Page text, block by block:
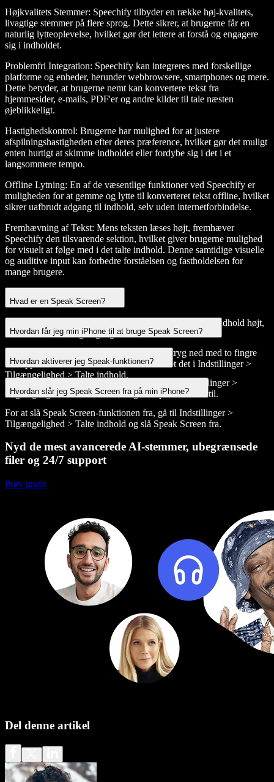
Højkvalitets Stemmer: Speechify tilbyder en række høj-kvalitets,
livagtige stemmer på flere sprog. Dette sikrer, at brugerne får en
naturlig lytteoplevelse, hvilket gør det lettere at forstå og engagere
sig i indholdet.
Problemfri Integration: Speechify kan integreres med forskellige
platforme og enheder, herunder webbrowsere, smartphones og mere.
Dette betyder, at brugerne nemt kan konvertere tekst fra
hjemmesider, e-mails, PDF'er og andre kilder til tale næsten
øjeblikkeligt.
Hastighedskontrol: Brugerne har mulighed for at justere
afspilningshastigheden efter deres præference, hvilket gør det muligt
enten hurtigt at skimme indholdet eller fordybe sig i det i et
langsommere tempo.
Offline Lytning: En af de væsentlige funktioner ved Speechify er
muligheden for at gemme og lytte til konverteret tekst offline, hvilket
sikrer uafbrudt adgang til indhold, selv uden internetforbindelse.
Fremhævning af Tekst: Mens teksten læses højt, fremhæver
Speechify den tilsvarende sektion, hvilket giver brugerne mulighed
for visuelt at følge med i det talte indhold. Denne samtidige visuelle
og auditive input kan forbedre forståelsen og fastholdelsen for
mange brugere.
Hvad er en Speak Screen?
Speak Screen er en iOS-funktion, der læser skærmens indhold højt,
hvilket forbedrer tilgængeligheden.
Hvordan får jeg min iPhone til at bruge Speak Screen?
For at bruge Speak Screen på din iPhone, stryg ned med to fingre
fra toppen af skærmen efter at have aktiveret det i Indstillinger >
Tilgængelighed > Talte indhold.
Hvordan aktiverer jeg Speak-funktionen?
Aktiver Speak Screen-funktionen ved at gå til Indstillinger >
Tilgængelighed > Talte indhold og slå Speak Screen til.
Hvordan slår jeg Speak Screen fra på min iPhone?
For at slå Speak Screen-funktionen fra, gå til Indstillinger >
Tilgængelighed > Talte indhold og slå Speak Screen fra.
Nyd de mest avancerede AI-stemmer, ubegrænsede
filer og 24/7 support
Prøv gratis
Del denne artikel